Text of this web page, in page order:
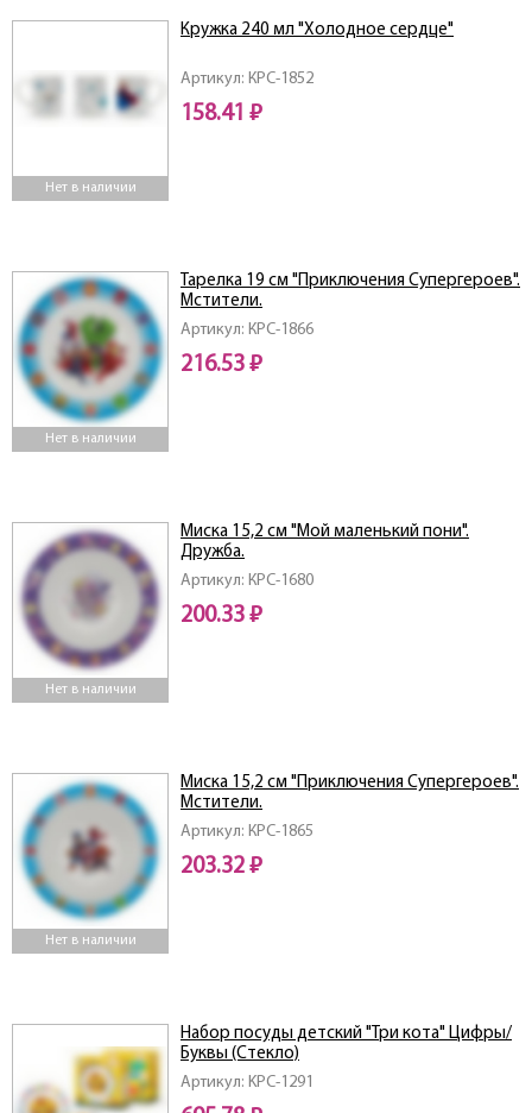
Нет в наличии
Артикул: КРС-1852
Кружка 240 мл "Холодное сердце"
158.41 ₽
Нет в наличии
Артикул: КРС-1866
Тарелка 19 см "Приключения Супергероев".
Мстители.
216.53 ₽
Нет в наличии
Артикул: КРС-1680
Миска 15,2 см "Мой маленький пони".
Дружба.
200.33 ₽
Нет в наличии
Артикул: КРС-1865
Миска 15,2 см "Приключения Супергероев".
Мстители.
203.32 ₽
Артикул: KPC-1291
Набор посуды детский "Три кота" Цифры/
Буквы (Стекло)